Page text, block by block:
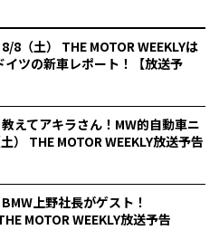
8/8（土） THE MOTOR WEEKLYは
イツの新車レポート！【放送予
教えてアキラさん！MW的自動車ニ
） THE MOTOR WEEKLY放送予告
BMW上野社長がゲスト！
MOTOR WEEKLY放送予告